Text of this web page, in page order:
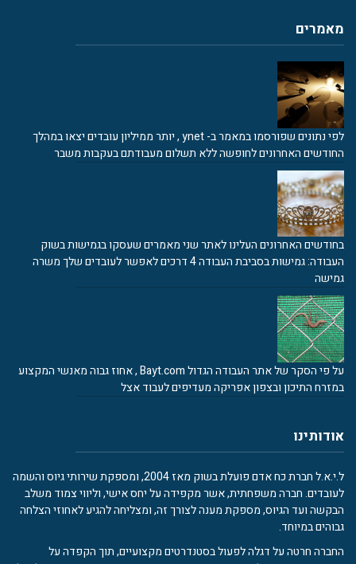
מאמרים
לפי נתונים שפורסמו במאמר ב- ynet , יותר ממיליון עובדים יצאו במהלך
החודשים האחרונים לחופשה ללא תשלום מעבודתם בעקבות משבר
בחודשים האחרונים העלינו לאתר שני מאמרים שעסקו בגמישות בשוק
העבודה: גמישות בסביבת העבודה 4 דרכים לאפשר לעובדים שלך משרה
גמישה
על פי הסקר של אתר העבודה הגדול Bayt.com , אחוז גבוה מאנשי המקצוע
במזרח התיכון ובצפון אפריקה מעדיפים לעבוד אצל
אודותינו
ל.י.א.ל חברת כח אדם פועלת בשוק מאז 2004, ומספקת שירותי גיוס והשמה
לעובדים. חברה משפחתית, אשר מקפידה על יחס אישי, וליווי צמוד משלב
הבקשה ועד הגיוס, מספקת מענה לצורך זה, ומצליחה להגיע לאחוזי הצלחה
גבוהים במיוחד.
החברה חרטה על דגלה לפעול בסטנדרטים מקצועיים, תוך הקפדה על